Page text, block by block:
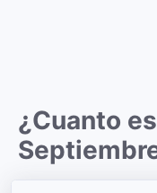
¿Cuanto